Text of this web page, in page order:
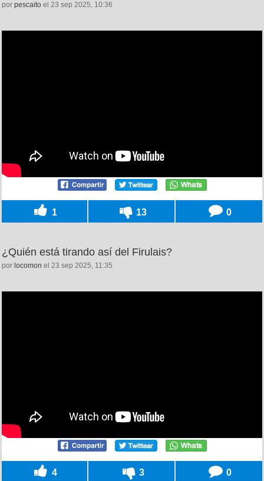
por pescaito el 23 sep 2025, 10:36
1 13 0
¿Quién está tirando así del Firulais?
por locomon el 23 sep 2025, 11:35
4 3 0